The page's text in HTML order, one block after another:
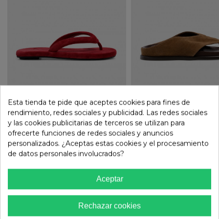
Inuovo
Sandalia Plana De Piel Roja
Inuovo DM3143 Con Tira Al
Dedo – El Toque Vibrante Que
Transforma Tus Looks
49,00 €
69,99 €
Inuovo
Sandalia Plana De Piel Marrón
Inuovo E36007 – Elegancia
Relajada Para Tus Looks De
Verano
MÁS MODELOS DE YOKONO
REBAJAS
45,00 €
REBAJAS
Yokono
Esta tienda te pide que aceptes cookies para fines de
rendimiento, redes sociales y publicidad. Las redes sociales
y las cookies publicitarias de terceros se utilizan para
ofrecerte funciones de redes sociales y anuncios
personalizados. ¿Aceptas estas cookies y el procesamiento
de datos personales involucrados?
Aceptar
Rechazar cookies